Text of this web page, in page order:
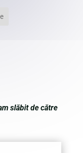
slăbit de către